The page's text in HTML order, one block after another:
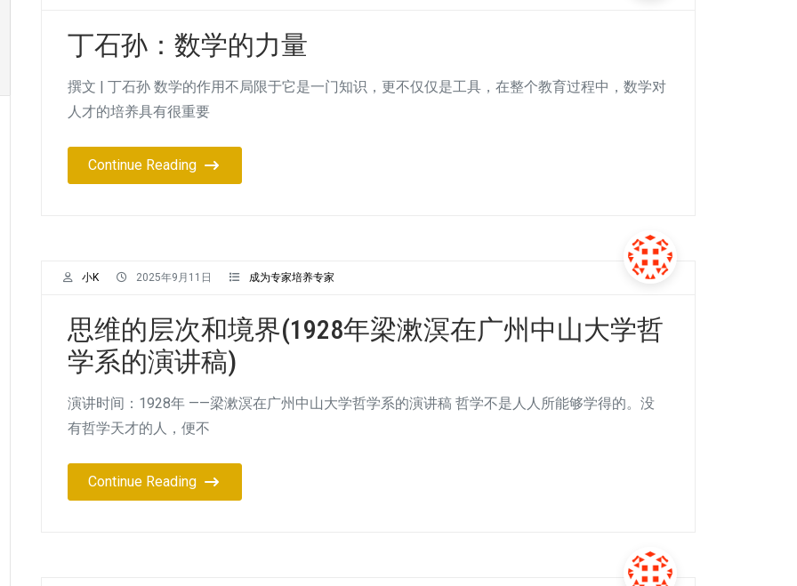
丁石孙：数学的力量
撰文 | 丁石孙 数学的作用不局限于它是一门知识，更不仅仅是工具，在整个教育过程中，数学对
人才的培养具有很重要
Continue Reading
小K 2025年9月11日 成为专家培养专家
思维的层次和境界(1928年梁漱溟在广州中山大学哲
学系的演讲稿)
演讲时间：1928年 ——梁漱溟在广州中山大学哲学系的演讲稿 哲学不是人人所能够学得的。没
有哲学天才的人，便不
Continue Reading